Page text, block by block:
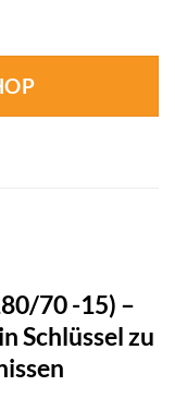
70 -15) –
Schlüssel zu